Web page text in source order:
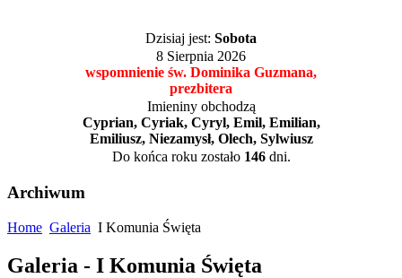
Dzisiaj jest: Sobota
8 Sierpnia 2026
wspomnienie św. Dominika Guzmana,
prezbitera
Imieniny obchodzą
Cyprian, Cyriak, Cyryl, Emil, Emilian,
Emiliusz, Niezamysł, Olech, Sylwiusz
Do końca roku zostało 146dni.
Archiwum
Home Galeria I Komunia Święta
Galeria - I Komunia Święta